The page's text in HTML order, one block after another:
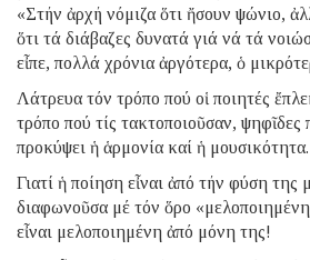
«Στήν ἀρχή νόμιζα ὅτι ἤσουν ψώνιο,
ὅτι τά διάβαζες δυνατά γιά νά τά
εἶπε, πολλά χρόνια ἀργότερα, ὁ
Λάτρευα τόν τρόπο πού οἱ ποιητές
τρόπο πού τίς τακτοποιοῦσαν,
προκύψει ἡ ἁρμονία καί ἡ μουσικότητα.
Γιατί ἡ ποίηση εἶναι ἀπό τήν φύση της
διαφωνοῦσα μέ τόν ὅρο
εἶναι μελοποιημένη ἀπό μόνη της!